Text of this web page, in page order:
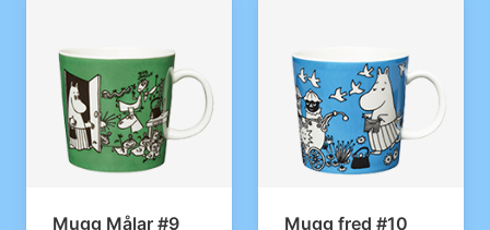
Mugg Målar #9 Mugg fred #10